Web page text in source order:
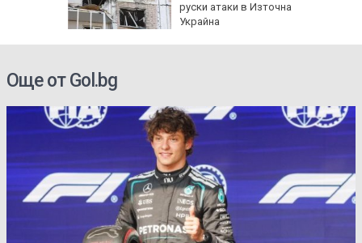
руски атаки в Източна
Украйна
Още от Gol.bg